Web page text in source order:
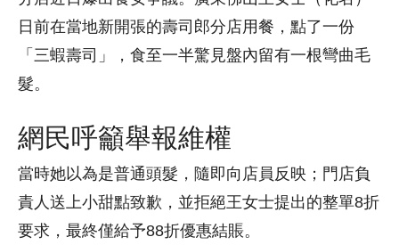
日前在當地新開張的壽司郎分店用餐，點了一份
「三蝦壽司」，食至一半驚見盤內留有一根彎曲毛
髮。
網民呼籲舉報維權
當時她以為是普通頭髮，隨即向店員反映；門店負
責人送上小甜點致歉，並拒絕王女士提出的整單8折
要求，最終僅給予88折優惠結賬。